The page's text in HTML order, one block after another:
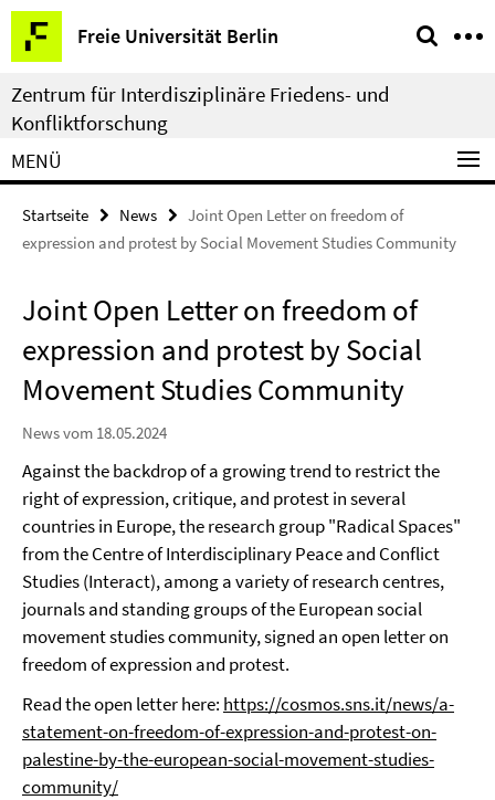
Springe
direkt
zu
Inhalt
Freie Universität Berlin
Service-
Navigation
Zentrum für Interdisziplinäre Friedens- und
Konfliktforschung
MENÜ
Startseite News
Joint Open Letter on freedom of
expression and protest by Social Movement Studies Community
Joint Open Letter on freedom of
expression and protest by Social
Movement Studies Community
News vom 18.05.2024
Against the backdrop of a growing trend to restrict the
right of expression, critique, and protest in several
countries in Europe, the research group "Radical Spaces"
from the Centre of Interdisciplinary Peace and Conflict
Studies (Interact), among a variety of research centres,
journals and standing groups of the European social
movement studies community, signed an open letter on
freedom of expression and protest.
Read the open letter here: https://cosmos.sns.it/news/a-
statement-on-freedom-of-expression-and-protest-on-
palestine-by-the-european-social-movement-studies-
community/